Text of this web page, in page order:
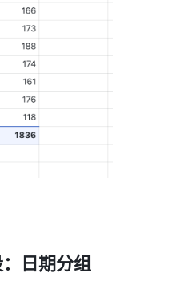
日期分组